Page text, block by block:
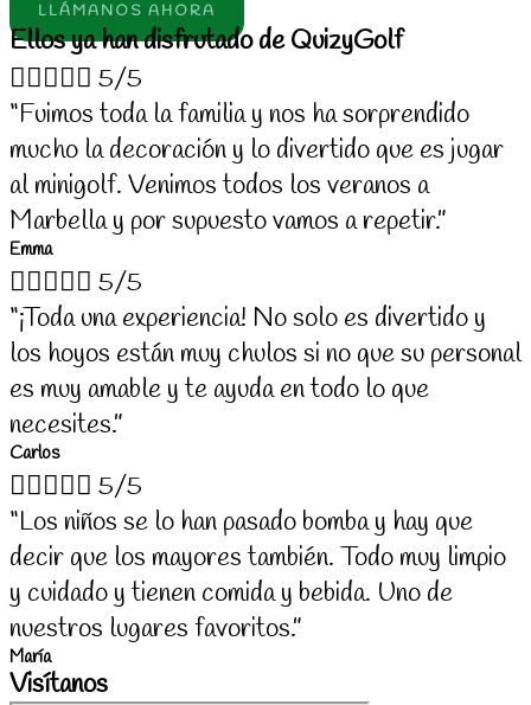
LLÁMANOS AHORA
Ellos ya han disfrutado de QuizyGolf
 5/5
“Fuimos toda la familia y nos ha sorprendido
mucho la decoración y lo divertido que es jugar
al minigolf. Venimos todos los veranos a
Marbella y por supuesto vamos a repetir.”
Emma
 5/5
“¡Toda una experiencia! No solo es divertido y
los hoyos están muy chulos si no que su personal
es muy amable y te ayuda en todo lo que
necesites.”
Carlos
 5/5
“Los niños se lo han pasado bomba y hay que
decir que los mayores también. Todo muy limpio
y cuidado y tienen comida y bebida. Uno de
nuestros lugares favoritos.”
María
Visítanos